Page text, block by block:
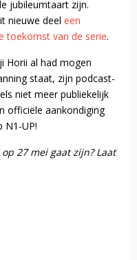
jubileumtaart zijn.
nieuwe deel een
toekomst van de serie.
Horii al had mogen
staat, zijn podcast-
niet meer publiekelijk
officiële aankondiging
N1-UP!
27 mei gaat zijn? Laat